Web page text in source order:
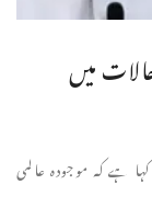
میں
ہے کہ موجودہ عالمی